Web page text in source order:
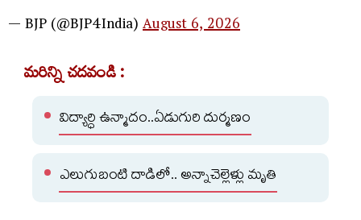
— BJP (@BJP4India)August 6, 2026
మరిన్ని చదవండి :
విద్యార్ధి ఉన్మాదం..ఏడుగురి దుర్మణం
ఎలుగుబంటి దాడిలో.. అన్నాచెల్లెళ్లు మృతి